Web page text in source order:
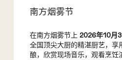
南方烟雾节
在南方烟雾节上 2026年10月3
全国顶尖大厨的精湛厨艺，享
酿，欣赏现场音乐，观看烹饪